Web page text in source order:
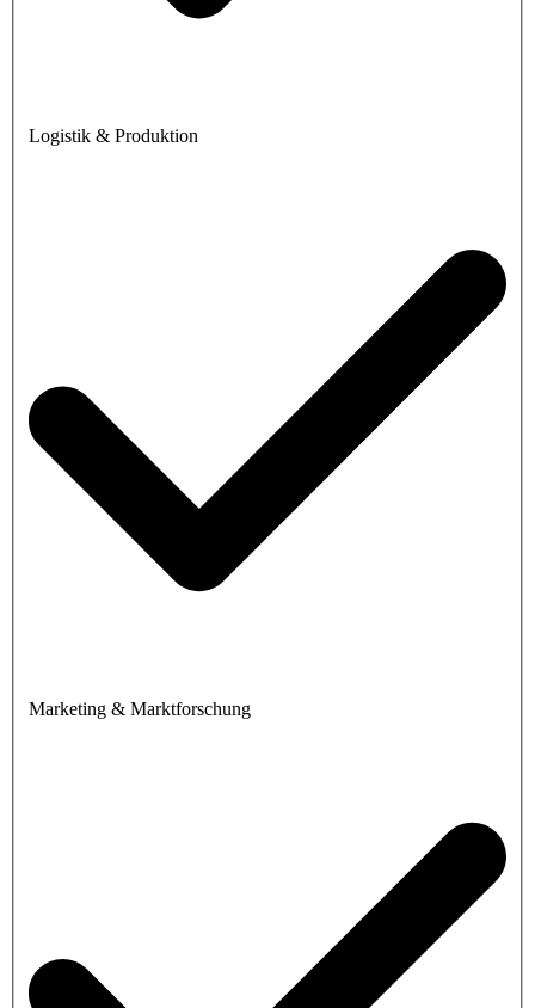
Logistik & Produktion
Marketing & Marktforschung